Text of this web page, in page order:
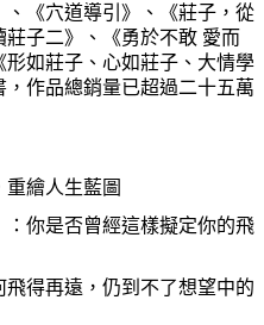
《穴道導引》、《莊子，從
子二》、《勇於不敢 愛而
如莊子、心如莊子、大情學
作品總銷量已超過二十五萬
繪人生藍圖
：你是否曾經這樣擬定你的飛
飛得再遠，仍到不了想望中的